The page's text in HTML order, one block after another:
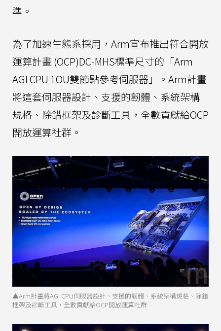
準。
為了加速生態系採用，Arm宣布推出符合開放
運算計畫 (OCP)DC-MHS標準尺寸的「Arm
AGI CPU 1OU雙節點參考伺服器」。Arm計畫
將這套伺服器設計、支援的韌體、系統架構
規格、除錯框架及診斷工具，全數貢獻給OCP
開放運算社群。
▲Arm計畫將AGI CPU伺服器設計、支援的韌體、系統架構規格、除錯
框架及診斷工具，全數貢獻給OCP開放運算社群